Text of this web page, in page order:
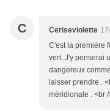
C Ceriseviolette
C'est la première
vert..J'y penserai
dangereux
laisser prendre .
méridionale . <br